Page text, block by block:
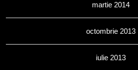
martie 2014
octombrie 2013
iulie 2013